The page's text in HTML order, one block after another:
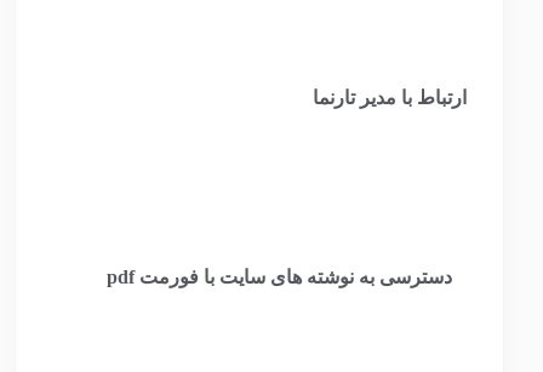
ارتباط با مدیر تارنما
دسترسی به نوشته های سایت با فورمت pdf